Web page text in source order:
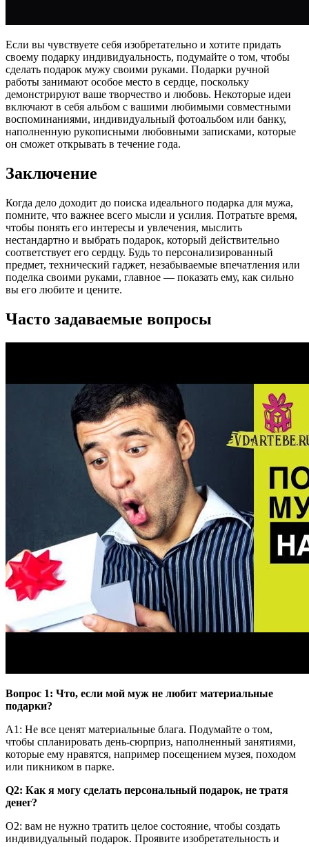
Если вы чувствуете себя изобретательно и хотите придать
своему подарку индивидуальность, подумайте о том, чтобы
сделать подарок мужу своими руками. Подарки ручной
работы занимают особое место в сердце, поскольку
демонстрируют ваше творчество и любовь. Некоторые идеи
включают в себя альбом с вашими любимыми совместными
воспоминаниями, индивидуальный фотоальбом или банку,
наполненную рукописными любовными записками, которые
он сможет открывать в течение года.
Заключение
Когда дело доходит до поиска идеального подарка для мужа,
помните, что важнее всего мысли и усилия. Потратьте время,
чтобы понять его интересы и увлечения, мыслить
нестандартно и выбрать подарок, который действительно
соответствует его сердцу. Будь то персонализированный
предмет, технический гаджет, незабываемые впечатления или
поделка своими руками, главное — показать ему, как сильно
вы его любите и цените.
Часто задаваемые вопросы
Вопрос 1: Что, если мой муж не любит материальные
подарки?
A1: Не все ценят материальные блага. Подумайте о том,
чтобы спланировать день-сюрприз, наполненный занятиями,
которые ему нравятся, например посещением музея, походом
или пикником в парке.
Q2: Как я могу сделать персональный подарок, не тратя
денег?
О2: вам не нужно тратить целое состояние, чтобы создать
индивидуальный подарок. Проявите изобретательность и